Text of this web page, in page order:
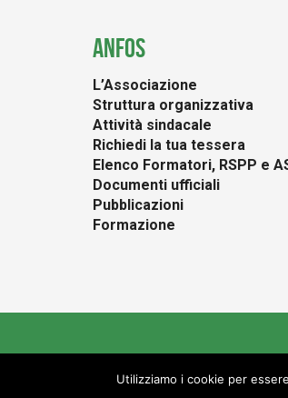
ANFOS
L’Associazione
Struttura organizzativa
Attività sindacale
Richiedi la tua tessera
Elenco Formatori, RSPP e
Documenti ufficiali
Pubblicazioni
Formazione
Utilizziamo i cookie per